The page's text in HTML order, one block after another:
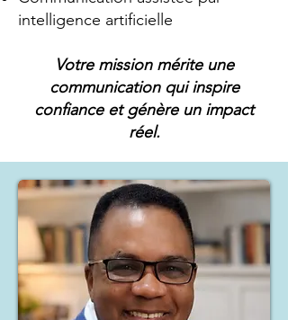
intelligence artificielle
Votre mission mérite une
communication qui inspire
confiance et génère un impact
réel.